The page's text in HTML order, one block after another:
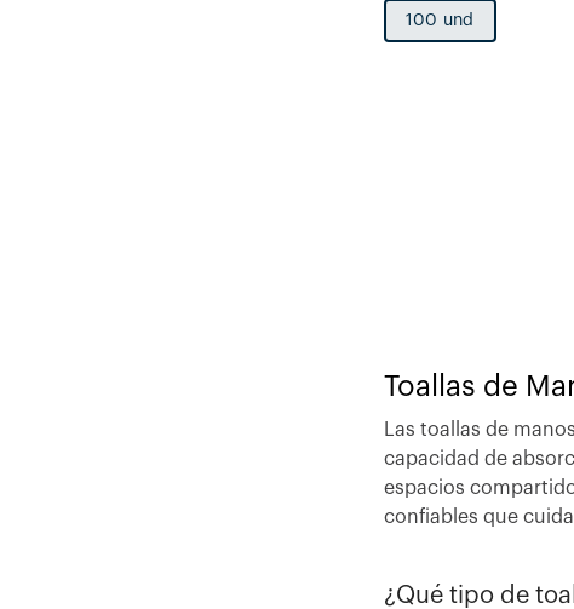
100 und
Toallas de
Las toallas de
capacidad de
espacios
confiables que
¿Qué tipo de